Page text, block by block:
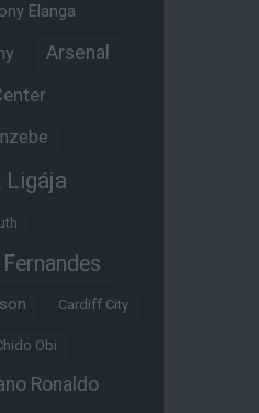
Elanga
Arsenal
Ligája
Cardiff City
Obi
Ronaldo